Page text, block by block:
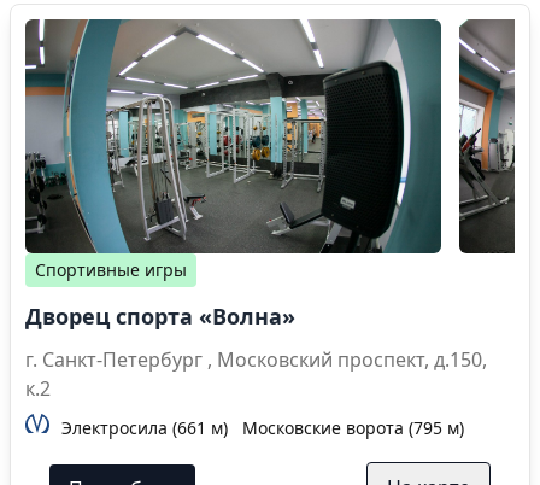
Спортивные игры
Дворец спорта «Волна»
г. Санкт-Петербург , Московский проспект, д.150,
к.2
Электросила (661 м) Московские ворота (795 м)